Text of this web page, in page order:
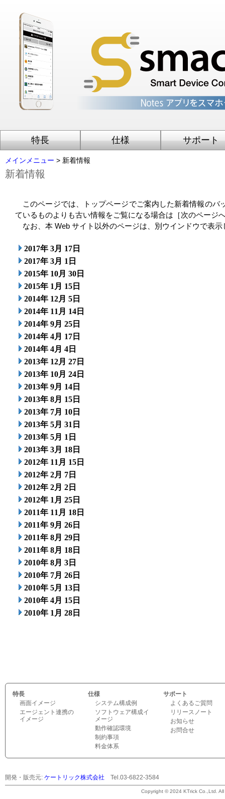
特長 仕様 サポート
メインメニュー > 新着情報
新着情報
このページでは、トップページでご案内した新着情報のバ
ているものよりも古い情報をご覧になる場合は［次のページ
なお、本 Web サイト以外のページは、別ウインドウで表示
2017年 3月 17日
2017年 3月 1日
2015年 10月 30日
2015年 1月 15日
2014年 12月 5日
2014年 11月 14日
2014年 9月 25日
2014年 4月 17日
2014年 4月 4日
2013年 12月 27日
2013年 10月 24日
2013年 9月 14日
2013年 8月 15日
2013年 7月 10日
2013年 5月 31日
2013年 5月 1日
2013年 3月 18日
2012年 11月 15日
2012年 2月 7日
2012年 2月 2日
2012年 1月 25日
2011年 11月 18日
2011年 9月 26日
2011年 8月 29日
2011年 8月 18日
2010年 8月 3日
2010年 7月 26日
2010年 5月 13日
2010年 4月 15日
2010年 1月 28日
特長
画面イメージ
エージェント連携の
イメージ
仕様
システム構成例
ソフトウェア構成イ
メージ
動作確認環境
制約事項
料金体系
サポート
よくあるご質問
リリースノート
お知らせ
お問合せ
開発・販売元: ケートリック株式会社 Tel.03-6822-3584
Copyright © 2024 KTrick Co.,Ltd.